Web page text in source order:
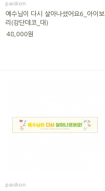
paidion
예수님이 다시 살아나셨어요6_아이보
리(강단데코_대)
48,000원
paidion